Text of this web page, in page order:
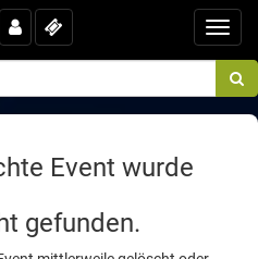
Event wurde
gefunden.